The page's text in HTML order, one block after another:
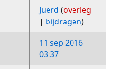
Juerd (overleg
| bijdragen)
11 sep 2016
03:37